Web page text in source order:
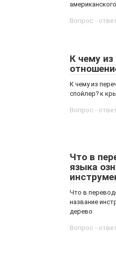
Вопрос -
К чему из
К чему из
спойлер? к
Вопрос -
Что в
языка
Что в
название
дерево
Вопрос -